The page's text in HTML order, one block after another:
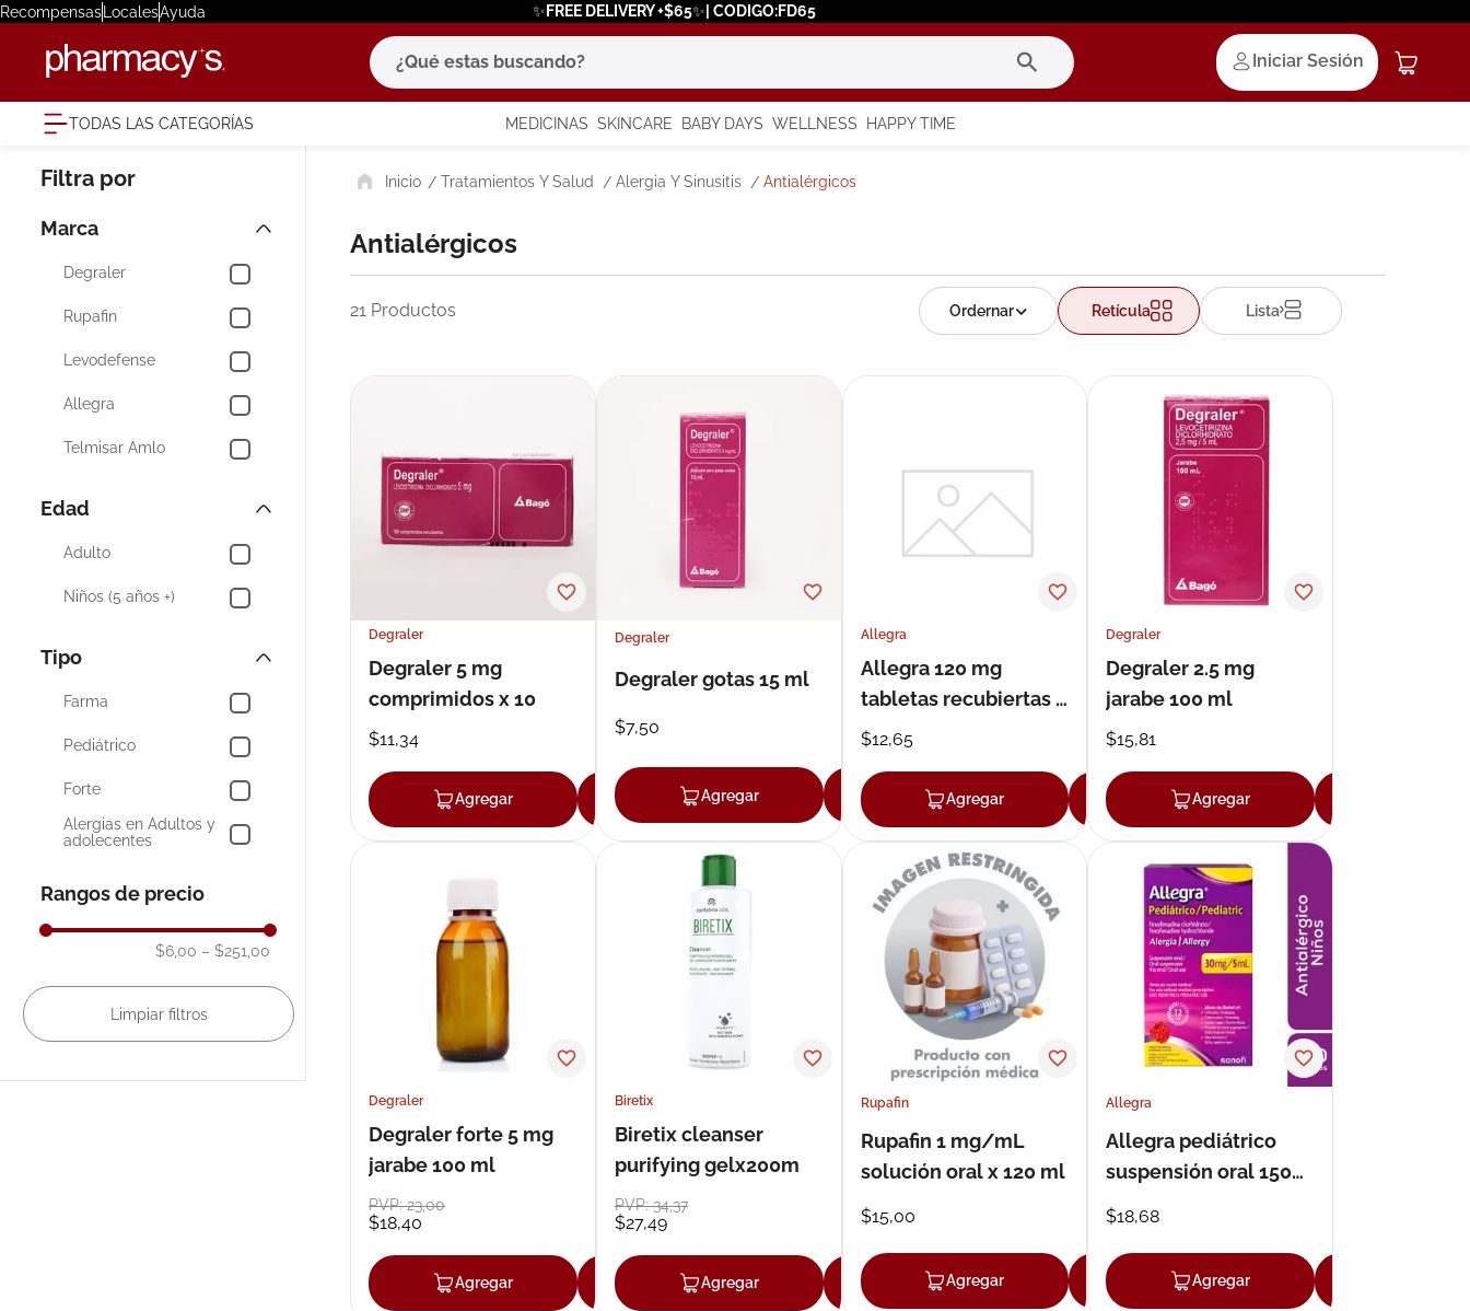
RecompensasLocalesAyuda ✨FREE DELIVERY +$65✨| CODIGO:FD65
¿Qué estas buscando?
Iniciar Sesión
TODAS LAS CATEGORÍAS MEDICINAS SKINCARE BABY DAYS WELLNESS HAPPY TIME
Marca
Degraler
Rupafin
Levodefense
Allegra
Telmisar Amlo
Desloran
Mostrar 4 más
Edad
Adulto
Niños (5 años +)
Tipo
Farma
Pediátrico
Forte
Alergias en Adultos y
adolecentes
Rangos de precio
$6,00 – $251,00
Tratamientos Y Salud Alergia Y Sinusitis Antialérgicos
Antialérgicos
21 Productos Retícula Lista
Degraler
Degraler 5 mg
comprimidos x 10
$11,34
Agregar Agregar
Degraler
Degraler gotas 15 ml
$7,50
Agregar Agregar
Allegra
Allegra 120 mg
tabletas recubiertas x
10
$12,65
Agregar Agregar
Degraler
Degraler 2.5 mg
jarabe 100 ml
$15,81
Agregar
Degraler
Degraler forte 5 mg
jarabe 100 ml
PVP:23,00
$18,40
Agregar Agregar
Biretix
Biretix cleanser
purifying gelx200m
PVP:34,37
$27,49
Agregar Agregar
Rupafin
Rupafin 1 mg/mL
solución oral x 120 ml
$15,00
Agregar Agregar
Allegra
Allegra pediátrico
suspensión oral 150
ml
$18,68
Agregar
términos más buscados
1. eucerin
3 bioderma
6. degraler
8.
9. megacistin
10.pañales